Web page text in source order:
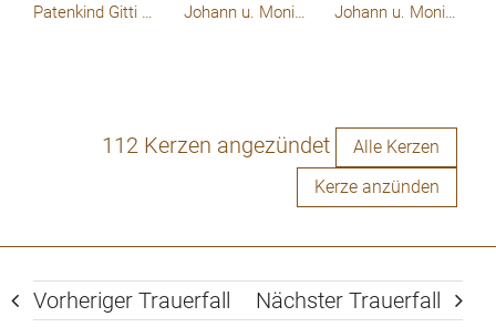
Patenkind Gitti & Hans Karner Johann u. Monika Dober mit Kinder Felicia, Natalie u. Larissa Johann u. Monika Dober mit Kinder Felicia, Natalie u. Larissa
112 Kerzen angezündet
Alle Kerzen
Kerze anzünden
Vorheriger Trauerfall Nächster Trauerfall